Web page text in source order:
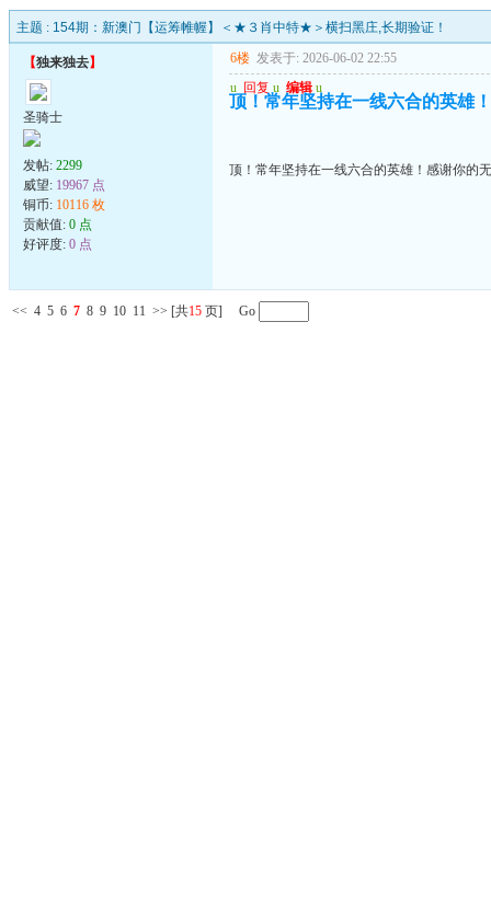
主题 : 154期：新澳门【运筹帷幄】＜★３肖中特★＞横扫黑庄,长期验证！
【独来独去】
圣骑士
发帖: 2299
威望: 19967 点
铜币: 10116 枚
贡献值: 0 点
好评度: 0 点
6楼 发表于: 2026-06-02 22:55
u 回复 u 编辑 u
顶！常年坚持在一线六合的英雄
顶！常年坚持在一线六合的英雄！感谢你的
<< 4 5 6 7 8 9 10 11 >> [共15 页] Go